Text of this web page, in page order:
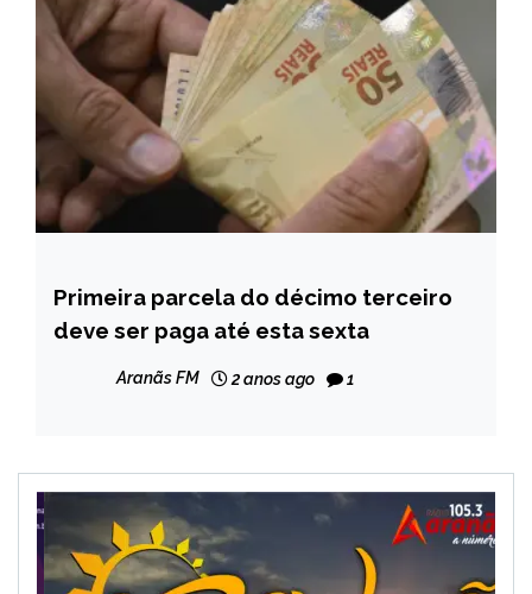
BRASIL
NOTÍCIAS
Primeira parcela do décimo terceiro
deve ser paga até esta sexta
Aranãs FM 2 anos ago 1